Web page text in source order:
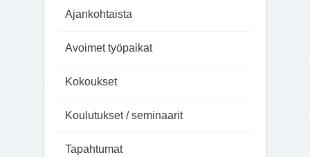
Ajankohtaista
Avoimet työpaikat
Kokoukset
Koulutukset / seminaarit
Tapahtumat